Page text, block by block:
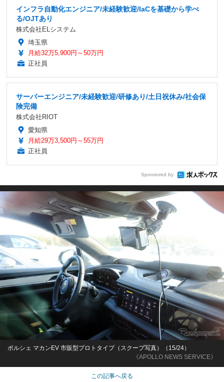
インフラ自動化エンジニア/未経験歓迎/IaCを基礎から学べ
る/OJTあり
株式会社ELシステム
埼玉県
月給32万5,900円～50万円
正社員
サーバーエンジニア/未経験歓迎/研修あり/土日祝休み/社会保
険完備
株式会社RIOT
愛知県
月給29万3,500円～55万円
正社員
Sponsored by
《APOLLO NEWS SERVICE》
ポルシェ マカンEV 市販型プロトタイプ（スクープ写真）（15/24）
この記事へ戻る